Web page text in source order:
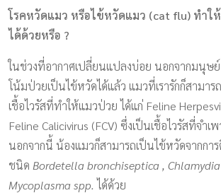
โรคหวัดแมว หรือไข้หวัดแมว (cat flu) ทำใ
ได้ด้วยหรือ ?
ในช่วงที่อากาศเปลี่ยนแปลงบ่อย นอกจากมนุษย์
โน้มป่วยเป็นไข้หวัดได้แล้ว แมวที่เรารักก็สามาร
เชื้อไวรัสที่ทำให้แมวป่วย ได้แก่ Feline
Feline Calicivirus (FCV) ซึ่งเป็นเชื้อไวรัสที่จำเ
นอกจากนี้ น้องแมวก็สามารถเป็นไข้หวัดจากกา
ชนิด Bordetella bronchiseptica ,
Mycoplasma spp.ได้ด้วย